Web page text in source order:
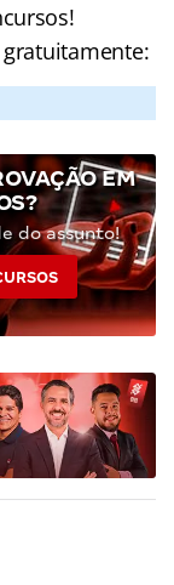
EM
do assunto!